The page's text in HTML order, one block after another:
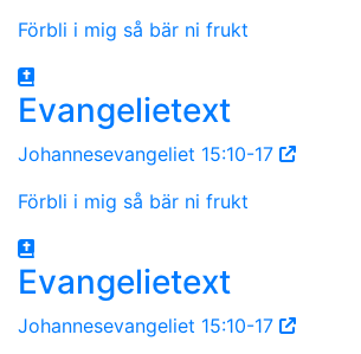
Förbli i mig så bär ni frukt
Evangelietext
Johannesevangeliet 15:10-17
Förbli i mig så bär ni frukt
Evangelietext
Johannesevangeliet 15:10-17